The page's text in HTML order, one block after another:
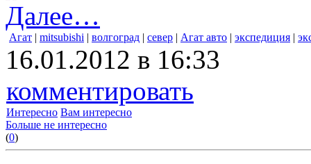
Далее…
Агат | mitsubishi | волгоград | север | Агат авто | экспедиция |
16.01.2012 в 16:33
комментировать
Интересно Вам интересно
Больше не интересно
(0)